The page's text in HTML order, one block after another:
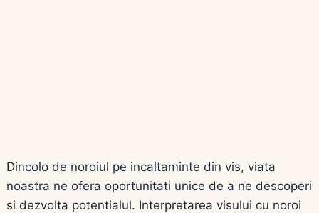
Dincolo de noroiul pe incaltaminte din vis, viata
noastra ne ofera oportunitati unice de a ne descoperi
si dezvolta potentialul. Interpretarea visului cu noroi